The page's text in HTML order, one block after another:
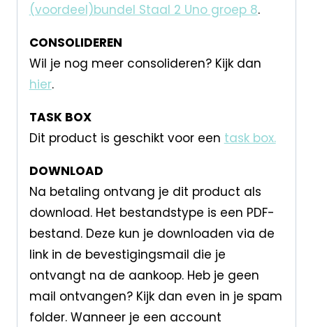
(voordeel)bundel Staal 2 Uno groep 8.
CONSOLIDEREN
Wil je nog meer consolideren? Kijk dan
hier.
TASK BOX
Dit product is geschikt voor een task box.
DOWNLOAD
Na betaling ontvang je dit product als
download. Het bestandstype is een PDF-
bestand. Deze kun je downloaden via de
link in de bevestigingsmail die je
ontvangt na de aankoop. Heb je geen
mail ontvangen? Kijk dan even in je spam
folder. Wanneer je een account